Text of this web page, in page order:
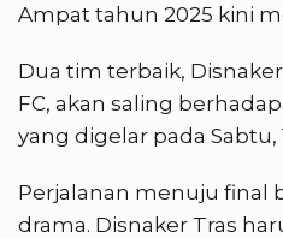
Ampat tahun 2025 kini
Dua tim terbaik,
FC, akan saling
yang digelar pada Sabtu,
Perjalanan menuju final
drama. Disnaker Tras